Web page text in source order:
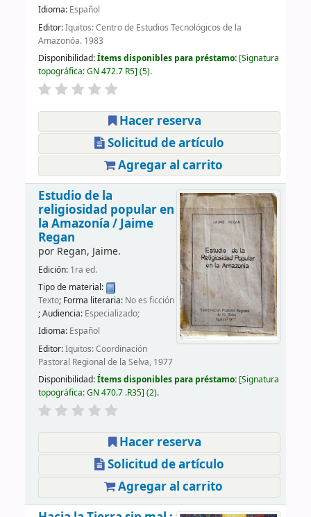
Idioma: Español
Editor:Iquitos: Centro de Estudios Tecnológicos de la
Amazonóa. 1983
Disponibilidad:Ítems disponibles para préstamo: Signatura
topográfica:GN 472.7 R5 (5).
Hacer reserva
Solicitud de artículo
Agregar al carrito
Estudio de la
religiosidad popular en
la Amazonía /Jaime
Regan
por Regan, Jaime.
Edición: 1ra ed.
Tipo de material:
Texto; Forma literaria: No es ficción
; Audiencia: Especializado;
Idioma: Español
Editor:Iquitos: Coordinación
Pastoral Regional de la Selva, 1977
Disponibilidad:Ítems disponibles para préstamo: Signatura
topográfica:GN 470.7 .R35 (2).
Hacer reserva
Solicitud de artículo
Agregar al carrito